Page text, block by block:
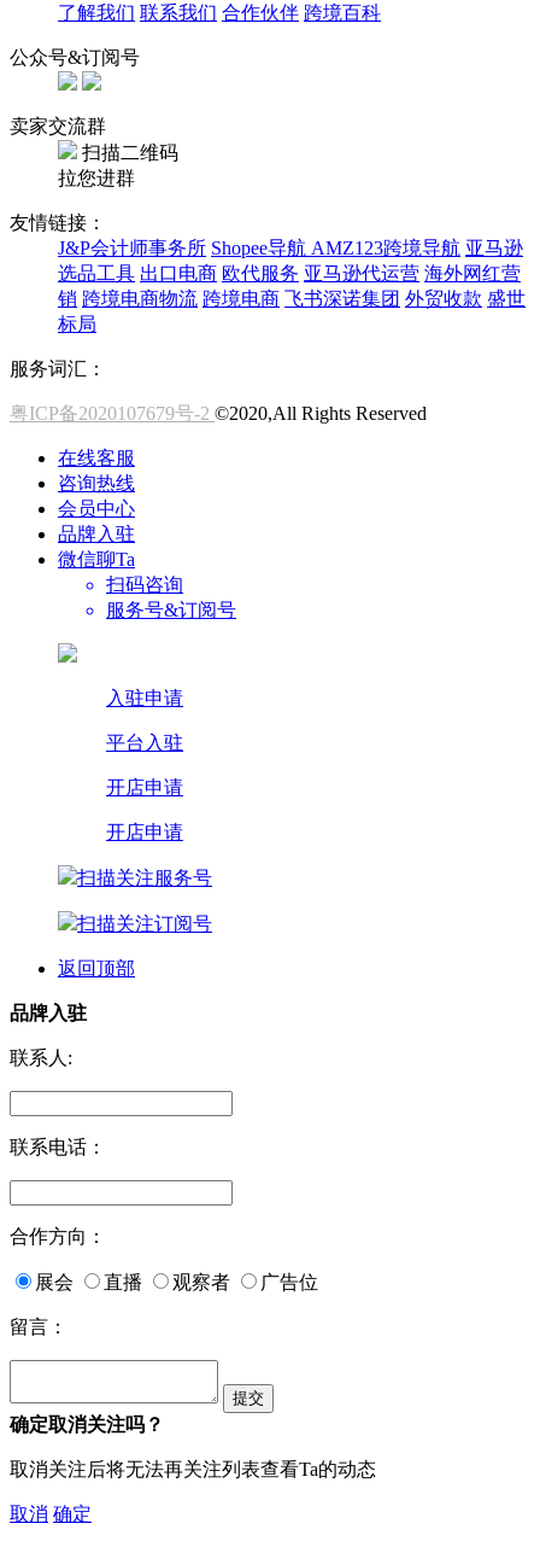
了解我们 联系我们 合作伙伴 跨境百科
公众号&订阅号
卖家交流群
扫描二维码
拉您进群
友情链接：
J&P会计师事务所 Shopee导航 AMZ123跨境导航 亚马逊
选品工具 出口电商 欧代服务 亚马逊代运营 海外网红营
销 跨境电商物流 跨境电商 飞书深诺集团 外贸收款 盛世
标局
服务词汇：
粤ICP备2020107679号-2 ©2020,All Rights Reserved
在线客服
咨询热线
会员中心
品牌入驻
微信聊Ta
扫码咨询
服务号&订阅号
入驻申请
平台入驻
开店申请
开店申请
扫描关注服务号
扫描关注订阅号
返回顶部
品牌入驻
联系人:
联系电话：
合作方向：
展会 直播 观察者 广告位
留言：
确定取消关注吗？
取消关注后将无法再关注列表查看Ta的动态
取消 确定